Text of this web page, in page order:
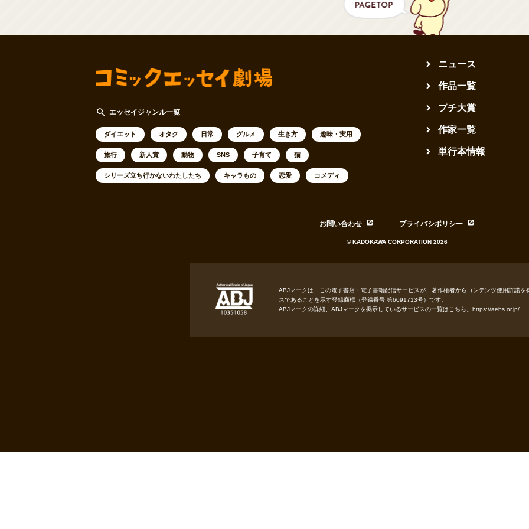
search エッセイジャンル一覧
ダイエット オタク 日常 グルメ 生き方 趣味・実用
旅行 新人賞 動物 SNS 子育て 猫
シリーズ立ち行かないわたしたち キャラもの 恋愛 コメディ
ニュース
作品一覧
プチ大賞
作家一覧
単行本情報
お問い合わせ プライバシポリシー
© KADOKAWA CORPORATION 2026
ABJマークは、この電子書店・電子書籍配信サービスが、著作権者からコンテンツ使用許諾を
スであることを示す登録商標（登録番号 第6091713号）です。
ABJマークの詳細、ABJマークを掲示しているサービスの一覧はこちら。 https://aebs.or.jp/